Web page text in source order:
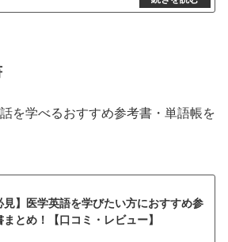
を学べるおすすめ参考書・単語帳を
見】医学英語を学びたい方におすすめ参
まとめ！【口コミ・レビュー】